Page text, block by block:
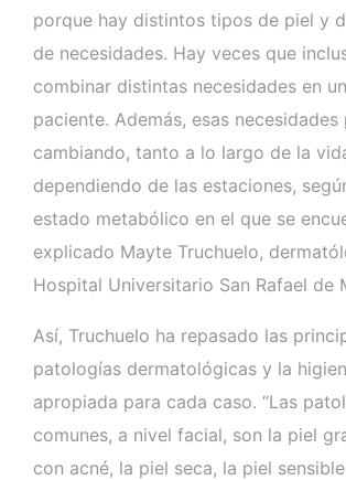
porque hay distintos tipos de piel y
de necesidades. Hay veces que
combinar distintas necesidades en
paciente. Además, esas necesidades
cambiando, tanto a lo largo de la
dependiendo de las estaciones,
estado metabólico en el que se
explicado Mayte Truchuelo,
Hospital Universitario San Rafael de
Así, Truchuelo ha repasado las
patologías dermatológicas y la
apropiada para cada caso. “Las
comunes, a nivel facial, son la piel
con acné, la piel seca, la piel